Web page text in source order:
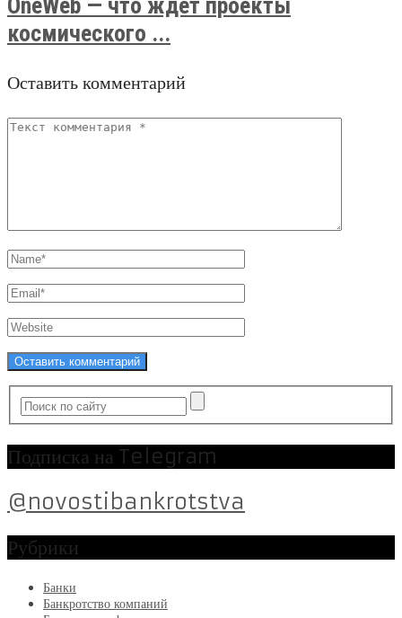
космического ...
Оставить комментарий
Подписка на Telegram
@novostibankrotstva
Рубрики
Банки
Банкротство компаний